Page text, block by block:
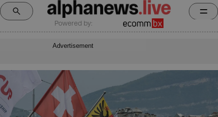
Powered by:
Advertisement